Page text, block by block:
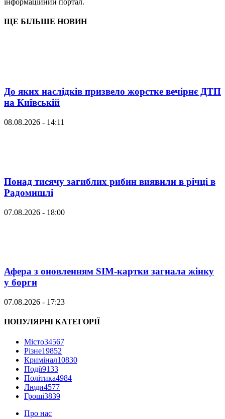
інформаційний портал.
ЩЕ БІЛЬШЕ НОВИН
До яких наслідків призвело жорстке вечірнє ДТП
на Київській
08.08.2026 - 14:11
Понад тисячу загиблих рибин виявили в річці в
Радомишлі
07.08.2026 - 18:00
Афера з оновленням SIM-картки загнала жінку
у борги
07.08.2026 - 17:23
ПОПУЛЯРНІ КАТЕГОРІЇ
Місто34567
Різне19852
Кримінал10830
Події9133
Політика4984
Люди4577
Гроші3839
Про нас